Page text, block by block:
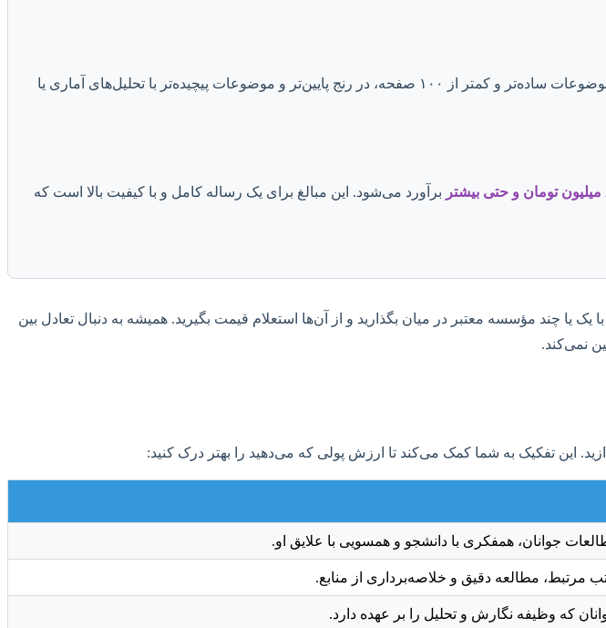
متغیر است. موضوعات ساده‌تر و کمتر از ۱۰۰ صفحه، در رنج پایین‌تر و موضوعات پیچیده‌تر با تحلیل‌های آماری یا
برآورد می‌شود. این مبالغ برای یک رساله کامل و با کیفیت بالا است که
یا چند مؤسسه معتبر در میان بگذارید و از آن‌ها استعلام قیمت بگیرید. همیشه به دنبال تعادل بین
نمی‌کند.
این تفکیک به شما کمک می‌کند تا ارزش پولی که می‌دهید را بهتر درک کنید:
جوانان، همفکری با دانشجو و همسویی با علایق او.
مرتبط، مطالعه دقیق و خلاصه‌برداری از منابع.
که وظیفه نگارش و تحلیل را بر عهده دارد.